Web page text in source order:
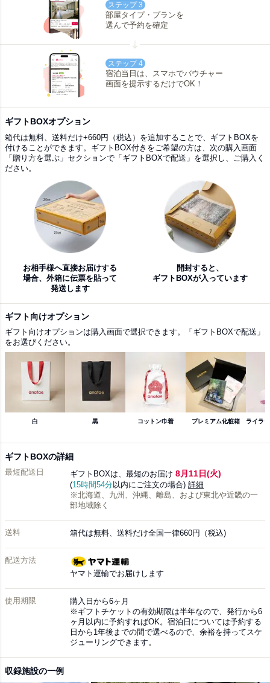
ステップ 3
部屋タイプ・プランを
選んで予約を確定
ステップ 4
宿泊当日は、スマホでバウチャー
画面を提示するだけでOK！
ギフトBOXオプション
箱代は無料、送料だけ+660円（税込）を追加することで、ギフトBOXを
付けることができます。ギフトBOX付きをご希望の方は、次の購入画面
「贈り方を選ぶ」セクションで「ギフトBOXで配送」を選択し、ご購入く
ださい。
お相手様へ直接お届けする
場合、外箱に伝票を貼って
発送します
開封すると、
ギフトBOXが入っています
ギフト向けオプション
ギフト向けオプションは購入画面で選択できます。「ギフトBOXで配送」
をお選びください。
白 黒 コットン巾着 プレミアム化粧箱 ライラ
ギフトBOXの詳細
最短配送日 ギフトBOXは、最短のお届け 8月11日(火)
(15時間54分以内にご注文の場合) 詳細
※北海道、九州、沖縄、離島、および東北や近畿の一
部地域除く
送料 箱代は無料、送料だけ全国一律660円（税込)
配送方法
ヤマト運輸でお届けします
使用期限
購入日から6ヶ月
※ギフトチケットの有効期限は半年なので、発行から6
ヶ月以内に予約すればOK。宿泊日については予約する
日から1年後までの間で選べるので、余裕を持ってスケ
ジューリングできます。
収録施設の一例